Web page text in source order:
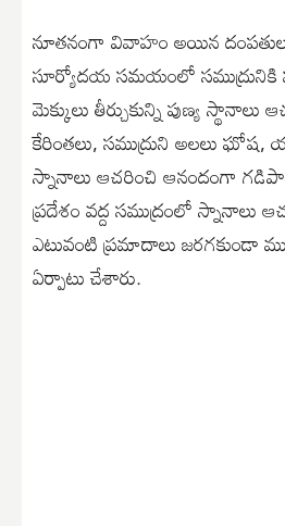
నూతనంగా వివాహం అయిన
సూర్యోదయ సమయంలో
మెక్కులు తీర్చుకున్ని పుణ్య
కేరింతలు, సముద్రుని అలలు ఘోష,
స్నానాలు ఆచరించి ఆనందంగా
ప్రదేశం వద్ద సముద్రంలో స్నానాలు
ఎటువంటి ప్రమాదాలు జరగకుండా
ఏర్పాటు చేశారు.